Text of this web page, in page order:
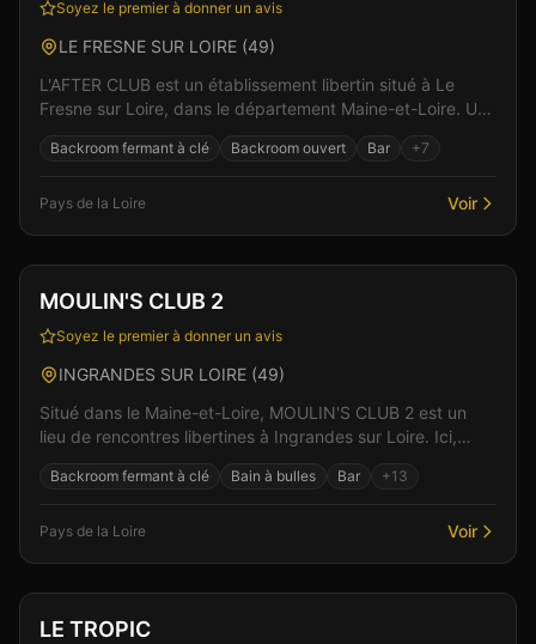
Soyez le premier à donner un avis
LE FRESNE SUR LOIRE (49)
L'AFTER CLUB est un établissement libertin situé à Le
Fresne sur Loire, dans le département Maine-et-Loire. Un
Backroom fermant à clé Backroom ouvert Bar +7
Pays de la Loire Voir
Club Sauna +4
MOULIN'S CLUB 2
Soyez le premier à donner un avis
INGRANDES SUR LOIRE (49)
Situé dans le Maine-et-Loire, MOULIN'S CLUB 2 est un
lieu de rencontres libertines à Ingrandes sur Loire. Ici,
Backroom fermant à clé Bain à bulles Bar +13
Pays de la Loire Voir
Club Sauna +1
LE TROPIC